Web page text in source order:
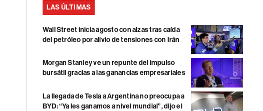
LAS ÚLTIMAS
Wall Street inicia agosto con alzas tras caída
del petróleo por alivio de tensiones con Irán
Morgan Stanley ve un repunte del impulso
bursátil gracias a las ganancias empresariales
La llegada de Tesla a Argentina no preocupa a
BYD: “Ya les ganamos a nivel mundial”, dijo el